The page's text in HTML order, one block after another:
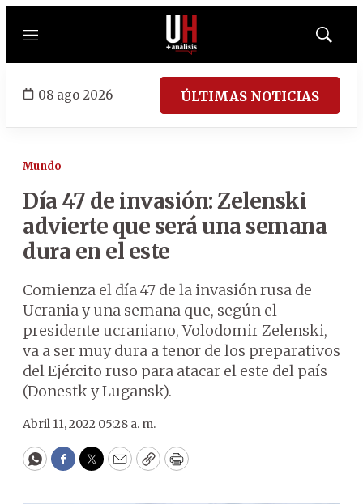
Menú
Mostrar
08 ago 2026 ÚLTIMAS NOTICIAS
Mundo
Día 47 de invasión: Zelenski
advierte que será una semana
dura en el este
Comienza el día 47 de la invasión rusa de
Ucrania y una semana que, según el
presidente ucraniano, Volodomir Zelenski,
va a ser muy dura a tenor de los preparativos
del Ejército ruso para atacar el este del país
(Donestk y Lugansk).
Abril 11, 2022 05:28 a. m.
WhatsApp
Facebook
Twitter
EmailCopyPrint